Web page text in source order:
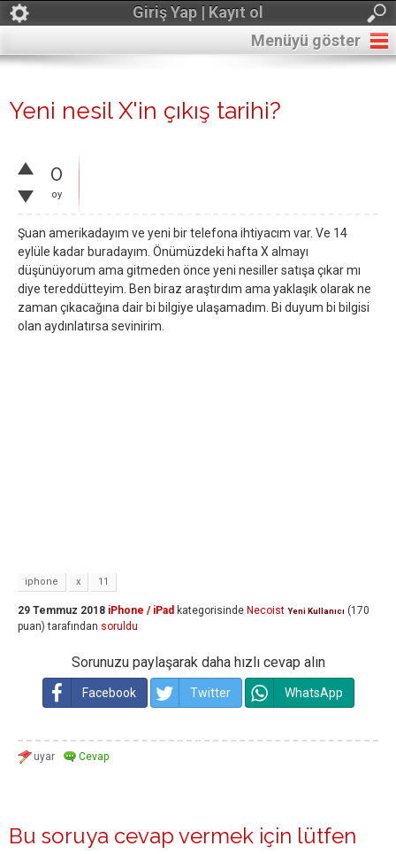
Giriş Yap | Kayıt ol
Menüyü göster
Yeni nesil X'in çıkış tarihi?
0
oy
Şuan amerikadayım ve yeni bir telefona ihtiyacım var. Ve 14
eylüle kadar buradayım. Önümüzdeki hafta X almayı
düşünüyorum ama gitmeden önce yeni nesiller satışa çıkar mı
diye tereddütteyim. Ben biraz araştırdım ama yaklaşık olarak ne
zaman çıkacağına dair bi bilgiye ulaşamadım. Bi duyum bi bilgisi
olan aydınlatırsa sevinirim.
iphone x 11
29 Temmuz 2018 iPhone / iPad kategorisinde Necoist Yeni Kullanıcı (170
puan) tarafından soruldu
Sorunuzu paylaşarak daha hızlı cevap alın
Facebook Twitter WhatsApp
Bu soruya cevap vermek için lütfen